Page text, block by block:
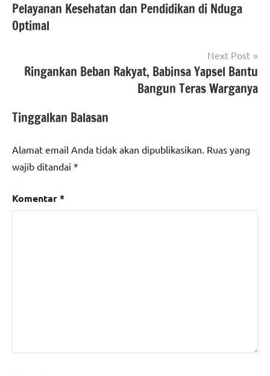
Pelayanan Kesehatan dan Pendidikan di Nduga
Optimal
Next Post
Ringankan Beban Rakyat, Babinsa Yapsel Bantu
Bangun Teras Warganya
Tinggalkan Balasan
Alamat email Anda tidak akan dipublikasikan. Ruas yang
wajib ditandai *
Komentar*